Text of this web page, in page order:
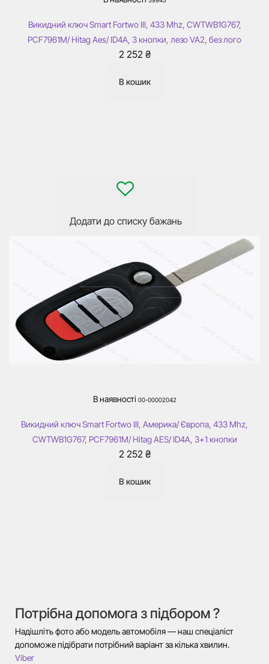
Викидний ключ Smart Fortwo III, 433 Mhz, CWTWB1G767,
PCF7961M/ Hitag Aes/ ID4A, 3 кнопки, лезо VA2, без лого
2 252 ₴
В кошик
Додати до списку бажань
В наявності 00-00002042
Викидний ключ Smart Fortwo III, Америка/ Європа, 433 Mhz,
CWTWB1G767, PCF7961M/ Hitag AES/ ID4A, 3+1 кнопки
2 252 ₴
В кошик
Потрібна допомога з підбором ?
Надішліть фото або модель автомобіля — наш спеціаліст
допоможе підібрати потрібний варіант за кілька хвилин.
Viber